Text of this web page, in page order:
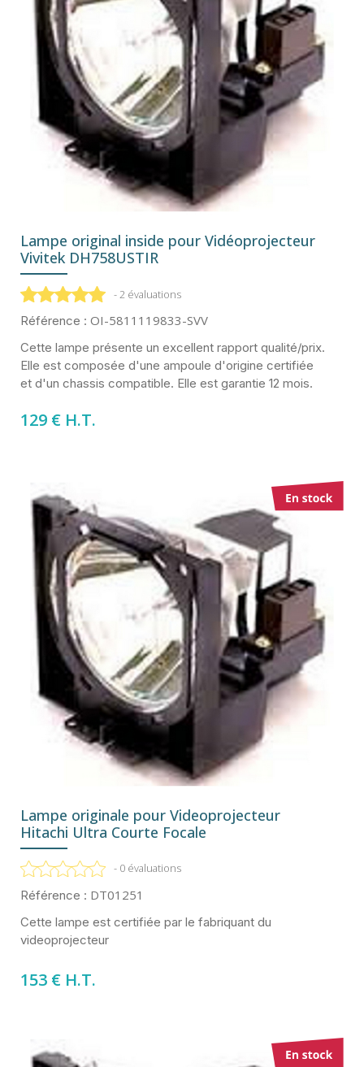
Lampe original inside pour Vidéoprojecteur
Vivitek DH758USTIR
- 2 évaluations
Référence : OI-5811119833-SVV
Cette lampe présente un excellent rapport qualité/prix.
Elle est composée d'une ampoule d'origine certifiée
et d'un chassis compatible. Elle est garantie 12 mois.
129 € H.T.
Lampe originale pour Videoprojecteur
Hitachi Ultra Courte Focale
- 0 évaluations
Référence : DT01251
Cette lampe est certifiée par le fabriquant du
videoprojecteur
153 € H.T.